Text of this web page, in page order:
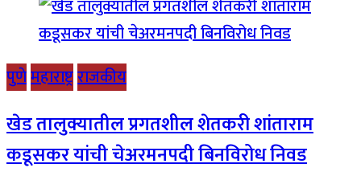
पुणेमहाराष्ट्रराजकीय
खेड तालुक्यातील प्रगतशील शेतकरी शांताराम
कडूसकर यांची चेअरमनपदी बिनविरोध निवड